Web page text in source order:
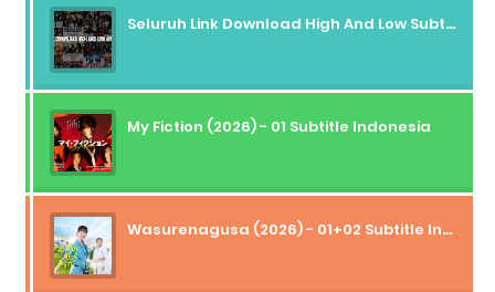
Seluruh Link Download High And Low Subtitle Indonesia
My Fiction (2026) - 01 Subtitle Indonesia
Wasurenagusa (2026) - 01+02 Subtitle Indonesia